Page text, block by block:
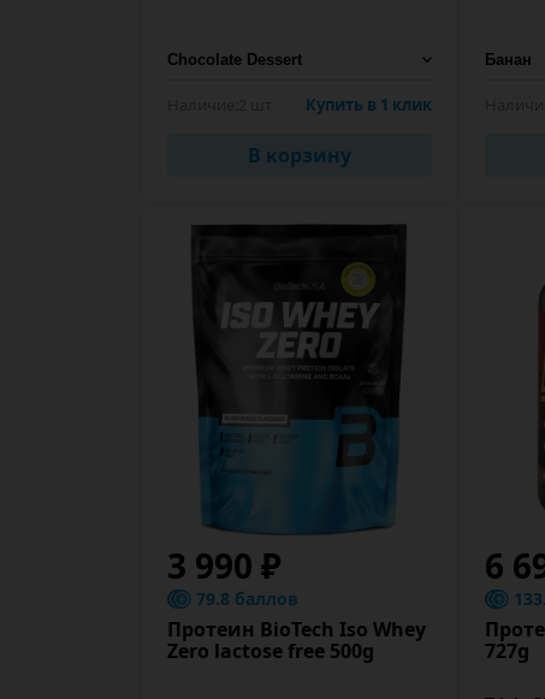
Купить в 1 клик
В корзину
3 990 ₽
79.8 баллов
Протеин BioTech Iso Whey
Zero lactose free 500g
6
727g